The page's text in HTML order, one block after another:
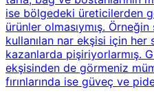
ise bölgedeki üreticilerden
ürünler olmasıymış.
kullanılan nar ekşisi için her
kazanlarda pişiriyorlarmış.
ekşisinden de görmeniz
fırınlarında ise güveç ve